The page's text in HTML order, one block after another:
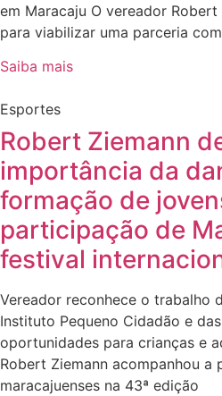
em Maracaju O vereador
para viabilizar uma parceria
Saiba mais
Esportes
Robert Ziemann
importância da
formação de
participação de
festival
Vereador reconhece o trabalho
Instituto Pequeno Cidadão e
oportunidades para crianças e
Robert Ziemann acompanhou
maracajuenses na 43ª edição